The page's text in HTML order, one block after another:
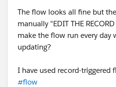
The flow looks all fine but
manually "EDIT THE
make the flow run every day
updating?
I have used record-triggered
#flow